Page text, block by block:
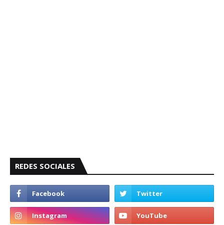
REDES SOCIALES